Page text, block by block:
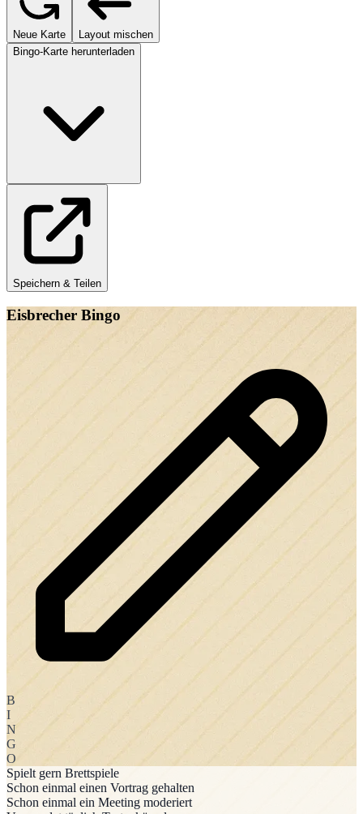
Neue Karte
Layout mischen
Bingo-Karte herunterladen
Speichern & Teilen
Eisbrecher Bingo
B
I
N
G
O
Spielt gern Brettspiele
Schon einmal einen Vortrag gehalten
Schon einmal ein Meeting moderiert